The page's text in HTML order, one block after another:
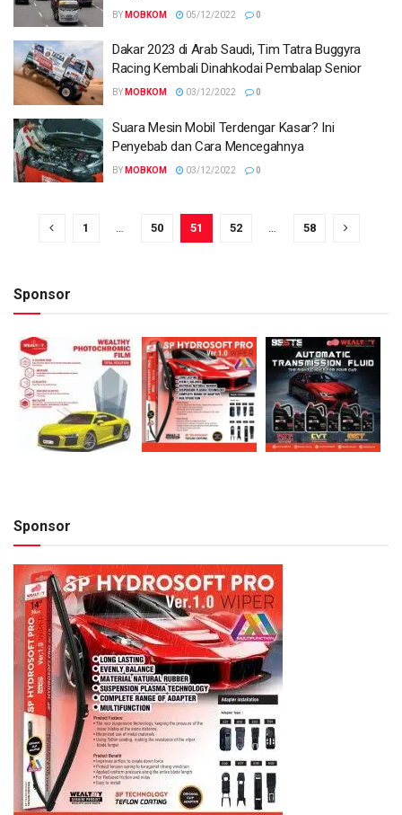
BY MOBKOM 05/12/2022 0
Dakar 2023 di Arab Saudi, Tim Tatra Buggyra
Racing Kembali Dinahkodai Pembalap Senior
BY MOBKOM 03/12/2022 0
Suara Mesin Mobil Terdengar Kasar? Ini
Penyebab dan Cara Mencegahnya
BY MOBKOM 03/12/2022 0
1 … 50 51 52 … 58
Sponsor
Sponsor